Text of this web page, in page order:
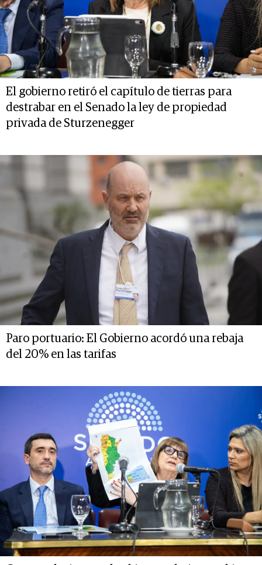
El gobierno retiró el capítulo de tierras para
destrabar en el Senado la ley de propiedad
privada de Sturzenegger
Paro portuario: El Gobierno acordó una rebaja
del 20% en las tarifas